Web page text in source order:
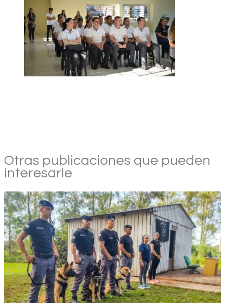
Otras publicaciones que pueden
interesarle